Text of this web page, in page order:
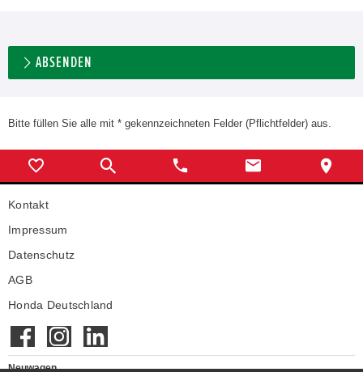
ABSENDEN
Bitte füllen Sie alle mit * gekennzeichneten Felder (Pflichtfelder) aus.
Kontakt
Impressum
Datenschutz
AGB
Honda Deutschland
Neuwagen